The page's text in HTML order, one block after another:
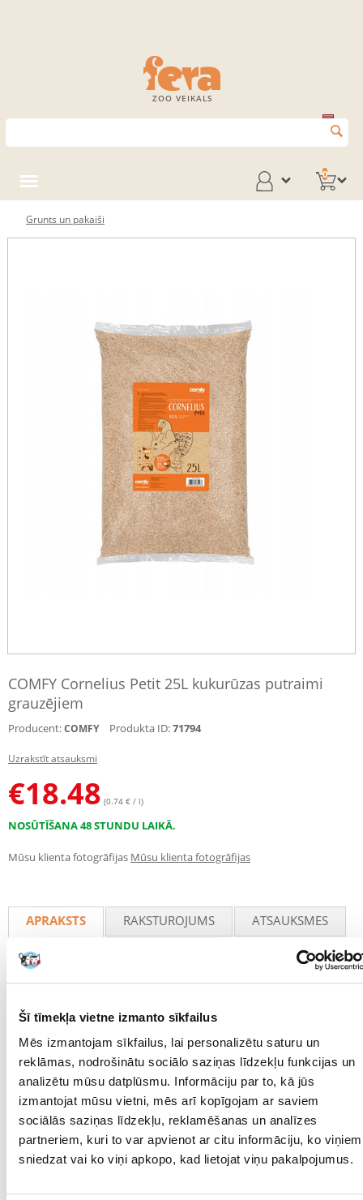
Šī tīmekļa vietne izmanto sīkfailus
Mēs izmantojam sīkfailus, lai personalizētu saturu un
reklāmas, nodrošinātu sociālo saziņas līdzekļu funkcijas un
analizētu mūsu datplūsmu. Informāciju par to, kā jūs
izmantojat mūsu vietni, mēs arī kopīgojam ar saviem
sociālās saziņas līdzekļu, reklamēšanas un analīzes
partneriem, kuri to var apvienot ar citu informāciju, ko viņiem
sniedzat vai ko viņi apkopo, kad lietojat viņu pakalpojumus.
ZOO VEIKALS
0
Grunts un pakaiši
COMFY Cornelius Petit 25L kukurūzas putraimi
grauzējiem
Producent:COMFY Produkta ID:71794
Uzrakstīt atsauksmi
€18.48 (0.74 € / l)
NOSŪTĪŠANA 48 STUNDU LAIKĀ.
Mūsu klienta fotogrāfijas Mūsu klienta fotogrāfijas
APRAKSTS RAKSTUROJUMS
ATSAUKSMES
COMFY Corneliusir substrāts, kas izgatavots no 100% kukurūzas
uzlabo tā kvalitāti un ievērojami veicina kaķu pakaišu popularitāti. Šis
substrāts labi darbojas būros un voljēros maziem zīdītājiem un
putniem, kā arī terārijos dažiem rāpuļiem. Tas ir dabīgs, bioloģiski
noārdāms un kompostējams produkts. Ievērības cienīgs ir tas, ka tas
lieliski uzsūc ūdeni un veido viegli noņemamus gabaliņus. Tādējādi nav
jānomaina viss substrāts, bet tikai jānoņem gabali un atkritumi.
Comfy Cornelius Cornelius Litter jāuzglabā sausā, vēsā vietā, vēlams
prom no saules gaismas. Neaizmirstiet periodiski nomainīt
spilventiņus pret jauniem, to var izdarīt ar lāpstiņu. Reizi nedēļā
nomainiet visu pakaišu kastes saturu. Pirms pirmās lietošanas reizes
augstumā.